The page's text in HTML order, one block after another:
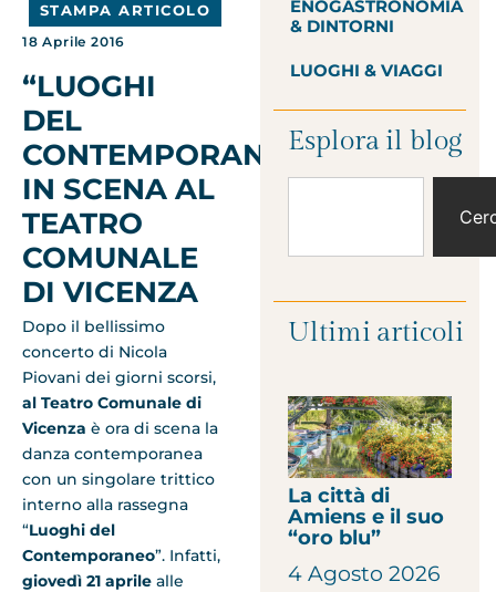
STAMPA ARTICOLO
18 Aprile 2016
“LUOGHI
DEL
CONTEMPORANEO”
IN SCENA AL
TEATRO
COMUNALE
DI VICENZA
Dopo il bellissimo
concerto di Nicola
Piovani dei giorni scorsi,
al Teatro Comunale di
Vicenza è ora di scena la
danza contemporanea
con un singolare trittico
interno alla rassegna
“Luoghi del
Contemporaneo”. Infatti,
giovedì 21 aprile alle
ENOGASTRONOMIA
& DINTORNI
LUOGHI & VIAGGI
Esplora il blog
Ultimi articoli
La città di
Amiens e il suo
“oro blu”
4 Agosto 2026